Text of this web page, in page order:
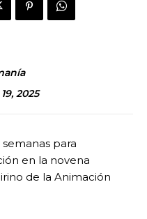
2025
para
en la novena
de la Animación